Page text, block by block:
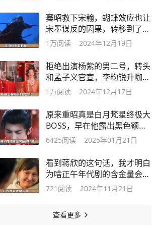
窦昭救下宋翰，蝴蝶效应也让
宋墨谋反的因果，转移到了弟
弟身上
1万阅读 2024年12月19日
拒绝出演杨紫的男二号，转头
和孟子义官宣，李昀锐升咖了
吗？
1万阅读 2024年12月17日
原来重昭真是白月梵星终极大
BOSS，早在他露出黑色额
印...
6425阅读 2025年01月21日
看到蒋欣的这句话，我才明白
为啥正午年代剧的含金量会那
么高
721 阅读 2024年11月21日
查看更多